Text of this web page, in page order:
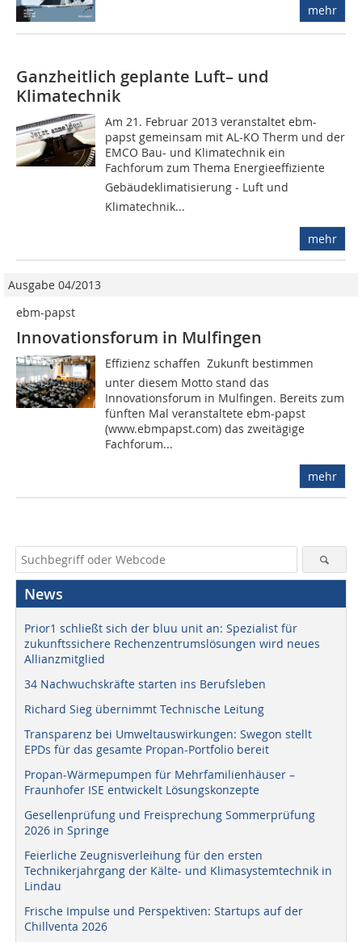
mehr
Ganzheitlich geplante Luft– und
Klimatechnik
Am 21. Februar 2013 veranstaltet ebm-
papst gemeinsam mit AL-KO Therm und der
EMCO Bau- und Klimatechnik ein
Fachforum zum Thema Energieeffiziente
Gebäudeklimatisierung - Luft und
Klimatechnik...
mehr
Ausgabe 04/2013
ebm-papst
Innovationsforum in Mulfingen
Effizienz schaffen  Zukunft bestimmen
unter diesem Motto stand das
Innovationsforum in Mulfingen. Bereits zum
fünften Mal veranstaltete ebm-papst
(www.ebmpapst.com) das zweitägige
Fachforum...
mehr
News
Prior1 schließt sich der bluu unit an: Spezialist für
zukunftssichere Rechenzentrumslösungen wird neues
Allianzmitglied
34 Nachwuchskräfte starten ins Berufsleben
Richard Sieg übernimmt Technische Leitung
Transparenz bei Umweltauswirkungen: Swegon stellt
EPDs für das gesamte Propan-Portfolio bereit
Propan-Wärmepumpen für Mehrfamilienhäuser –
Fraunhofer ISE entwickelt Lösungskonzepte
Gesellenprüfung und Freisprechung Sommerprüfung
2026 in Springe
Feierliche Zeugnisverleihung für den ersten
Technikerjahrgang der Kälte- und Klimasystemtechnik in
Lindau
Frische Impulse und Perspektiven: Startups auf der
Chillventa 2026